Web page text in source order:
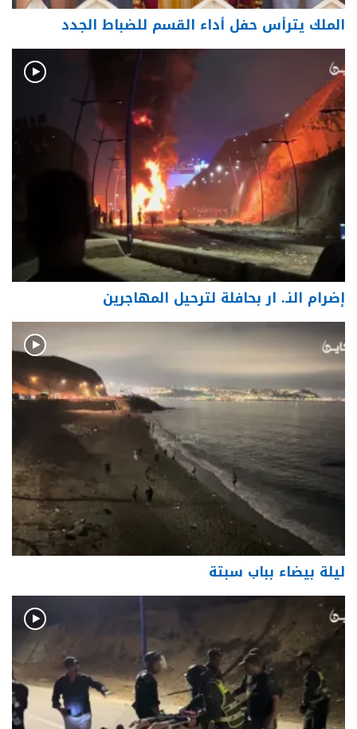
الملك يترأس حفل أداء القسم للضباط الجدد
إضرام النـ. ار بحافلة لترحيل المهاجرين
ليلة بيضاء بباب سبتة